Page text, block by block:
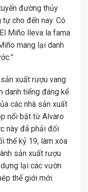
đường thủy
cho đến nay. Có
Miño lleva la fama
mang lại danh
xuất rượu vang
danh tiếng đáng kể
các nhà sản xuất
nổi bật từ Alvaro
này đã phải đối
thế kỷ 19, làm xóa
sản xuất rượu
lại các vườn
thế giới mới.